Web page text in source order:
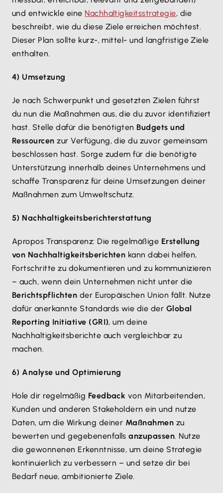
und entwickle eine Nachhaltigkeitsstrategie, die
beschreibt, wie du diese Ziele erreichen möchtest.
Dieser Plan sollte kurz-, mittel- und langfristige Ziele
enthalten.
4) Umsetzung
Je nach Schwerpunkt und gesetzten Zielen führst
du nun die Maßnahmen aus, die du zuvor identifiziert
hast. Stelle dafür die benötigten Budgets und
Ressourcen zur Verfügung, die du zuvor gemeinsam
beschlossen hast. Sorge zudem für die benötigte
Unterstützung innerhalb deines Unternehmens und
schaffe Transparenz für deine Umsetzungen deiner
Maßnahmen zum Umweltschutz.
5) Nachhaltigkeitsberichterstattung
Apropos Transparenz: Die regelmäßige Erstellung
von Nachhaltigkeitsberichten kann dabei helfen,
Fortschritte zu dokumentieren und zu kommunizieren
– auch, wenn dein Unternehmen nicht unter die
Berichtspflichten der Europäischen Union fällt. Nutze
dafür anerkannte Standards wie die der Global
Reporting Initiative (GRI), um deine
Nachhaltigkeitsberichte auch vergleichbar zu
machen.
6) Analyse und Optimierung
Hole dir regelmäßig Feedback von Mitarbeitenden,
Kunden und anderen Stakeholdern ein und nutze
Daten, um die Wirkung deiner Maßnahmen zu
bewerten und gegebenenfallsanzupassen. Nutze
die gewonnenen Erkenntnisse, um deine Strategie
kontinuierlich zu verbessern – und setze dir bei
Bedarf neue, ambitionierte Ziele.